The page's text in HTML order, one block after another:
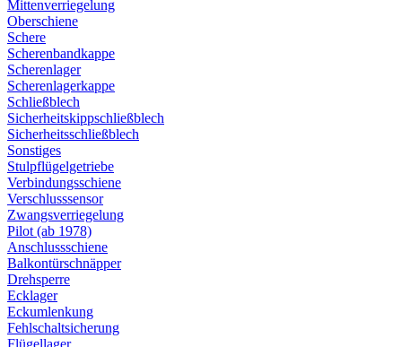
Mittenverriegelung
Oberschiene
Schere
Scherenbandkappe
Scherenlager
Scherenlagerkappe
Schließblech
Sicherheitskippschließblech
Sicherheitsschließblech
Sonstiges
Stulpflügelgetriebe
Verbindungsschiene
Verschlusssensor
Zwangsverriegelung
Pilot (ab 1978)
Anschlussschiene
Balkontürschnäpper
Drehsperre
Ecklager
Eckumlenkung
Fehlschaltsicherung
Flügellager